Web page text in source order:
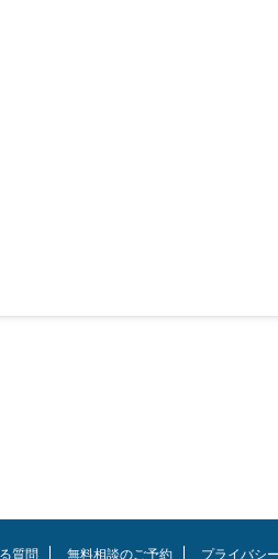
質問 無料相談のご予約 プライバシ